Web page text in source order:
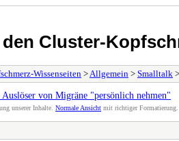
Cluster-
Wissenseiten > Allgemein > Smalltalk
von Migräne "persönlich nehmen"
unserer Inhalte. Normale Ansicht mit richtiger Formatierung.